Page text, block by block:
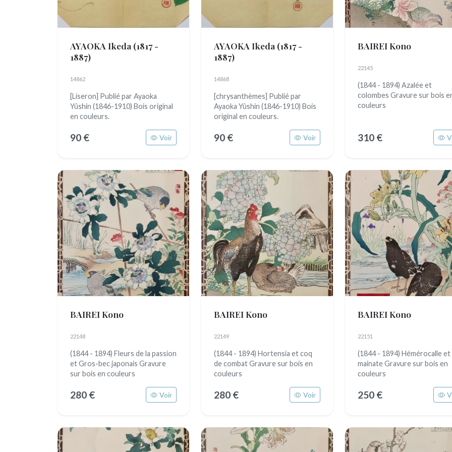
AYAOKA Ikeda (1817 -
1887)
14862
[Liseron] Publié par Ayaoka
Yûshin (1846-1910) Bois original
en couleurs.
90 € Voir
AYAOKA Ikeda (1817 -
1887)
14868
[chrysanthèmes] Publié par
Ayaoka Yûshin (1846-1910) Bois
original en couleurs.
90 € Voir
BAIREI Kono
22145
(1844 - 1894) Azalée et
colombes Gravure sur bois
couleurs
310 €
BAIREI Kono
22148
(1844 - 1894) Fleurs de la passion
et Gros-bec japonais Gravure
sur bois en couleurs
280 € Voir
BAIREI Kono
22149
(1844 - 1894) Hortensia et coq
de combat Gravure sur bois en
couleurs
280 € Voir
BAIREI Kono
22151
(1844 - 1894) Hémérocalle et
mainate Gravure sur bois en
couleurs
250 €